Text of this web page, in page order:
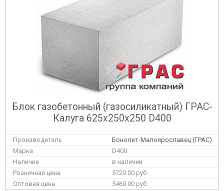
Блок газобетонный (газосиликатный) ГРАС-
Калуга 625x250x250 D400
Бонолит-Малоярославец (ГРАС)
D400
в наличии
5720.00 руб.
5460.00 руб.